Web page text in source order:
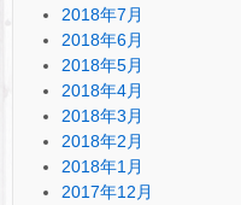
2018年7月
2018年6月
2018年5月
2018年4月
2018年3月
2018年2月
2018年1月
2017年12月